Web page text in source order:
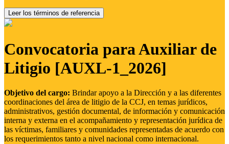
Leer los términos de referencia
Convocatoria para Auxiliar de
Litigio [AUXL-1_2026]
Objetivo del cargo: Brindar apoyo a la Dirección y a las diferentes
coordinaciones del área de litigio de la CCJ, en temas jurídicos,
administrativos, gestión documental, de información y comunicación
interna y externa en el acompañamiento y representación jurídica de
las víctimas, familiares y comunidades representadas de acuerdo con
los requerimientos tanto a nivel nacional como internacional.